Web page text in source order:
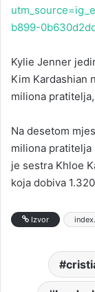
b899-
Kylie Jenner
Kim Kardashian
miliona
Na desetom
miliona pratitelja
je sestra Khloe
koja dobiva
Izvor